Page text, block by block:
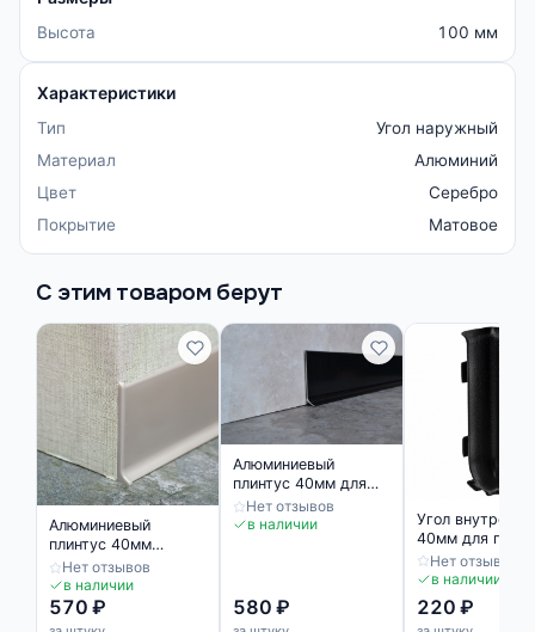
Высота 100 мм
Характеристики
Тип
Угол наружный
Материал
Алюминий
Цвет
Серебро
Покрытие
Матовое
С этим товаром берут
Алюминиевый
плинтус 40мм
матовое серебро
Нет отзывов
в наличии
570 ₽
Алюминиевый
плинтус 40мм для
пола черный
матовый
Нет отзывов
в наличии
580 ₽
Угол
40мм для
черный
Нет отзывов
в наличии
220 ₽